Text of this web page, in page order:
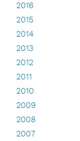
2016
2015
2014
2013
2012
2011
2010
2009
2008
2007